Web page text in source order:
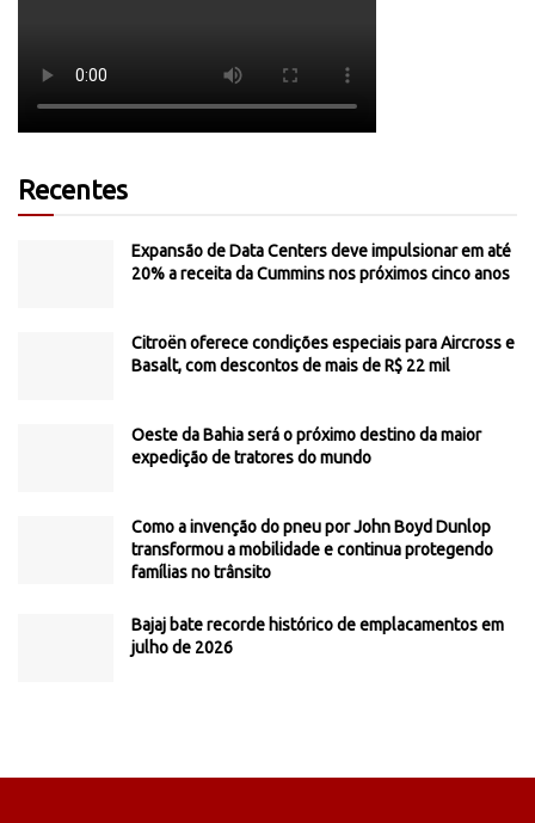
Recentes
Expansão de Data Centers deve impulsionar em até
20% a receita da Cummins nos próximos cinco anos
Citroën oferece condições especiais para Aircross e
Basalt, com descontos de mais de R$ 22 mil
Oeste da Bahia será o próximo destino da maior
expedição de tratores do mundo
Como a invenção do pneu por John Boyd Dunlop
transformou a mobilidade e continua protegendo
famílias no trânsito
Bajaj bate recorde histórico de emplacamentos em
julho de 2026